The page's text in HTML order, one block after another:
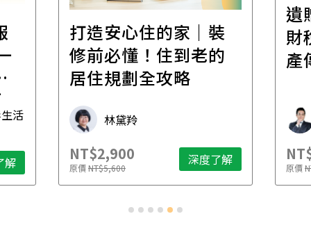
活
解
打造安心住的家｜裝
修前必懂！住到老的
居住規劃全攻略
林黛羚
NT$2,900
原價NT$5,600 深度了解
遺
財
產
原價